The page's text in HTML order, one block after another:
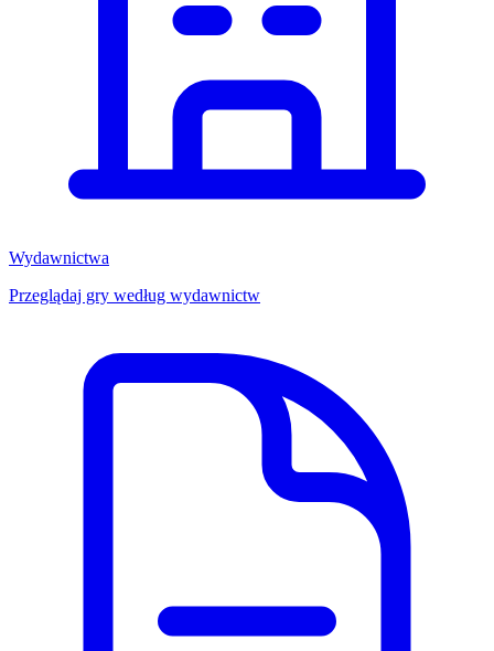
Wydawnictwa
Przeglądaj gry według wydawnictw